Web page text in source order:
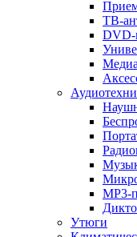
ТВ-
DVD-
MP3-
Утюги